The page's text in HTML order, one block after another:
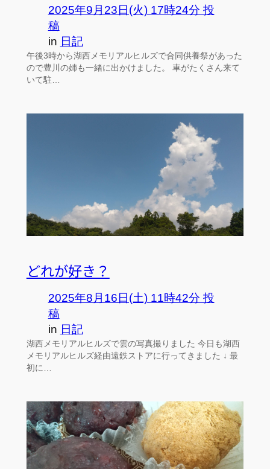
2025年9月23日(火) 17時24分 投
稿
in 日記
午後3時から湖西メモリアルヒルズで合同供養祭があった
ので豊川の姉も一緒に出かけました。 車がたくさん来て
いて駐…
どれが好き？
2025年8月16日(土) 11時42分 投
稿
in 日記
湖西メモリアルヒルズで雲の写真撮りました 今日も湖西
メモリアルヒルズ経由遠鉄ストアに行ってきました ↓ 最
初に…